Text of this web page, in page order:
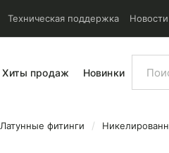
Техническая поддержка Новости
Хиты продаж Новинки
Латунные фитинги